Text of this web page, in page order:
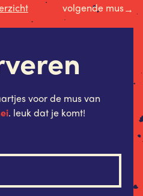
volgende mus→
voor de mus van
. leuk dat je komt!